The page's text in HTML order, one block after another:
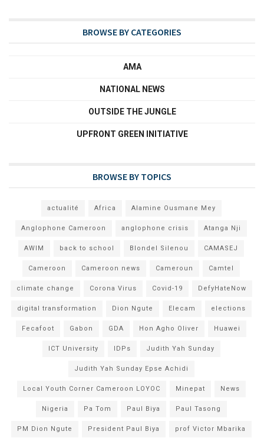
BROWSE BY CATEGORIES
AMA
NATIONAL NEWS
OUTSIDE THE JUNGLE
UPFRONT GREEN INITIATIVE
BROWSE BY TOPICS
actualité Africa Alamine Ousmane Mey
Anglophone Cameroon anglophone crisis Atanga Nji
AWIM back to school Blondel Silenou CAMASEJ
Cameroon Cameroon news Cameroun Camtel
climate change Corona Virus Covid-19 DefyHateNow
digital transformation Dion Ngute Elecam elections
Fecafoot Gabon GDA Hon Agho Oliver Huawei
ICT University IDPs Judith Yah Sunday
Judith Yah Sunday Epse Achidi
Local Youth Corner Cameroon LOYOC Minepat News
Nigeria Pa Tom Paul Biya Paul Tasong
PM Dion Ngute President Paul Biya prof Victor Mbarika